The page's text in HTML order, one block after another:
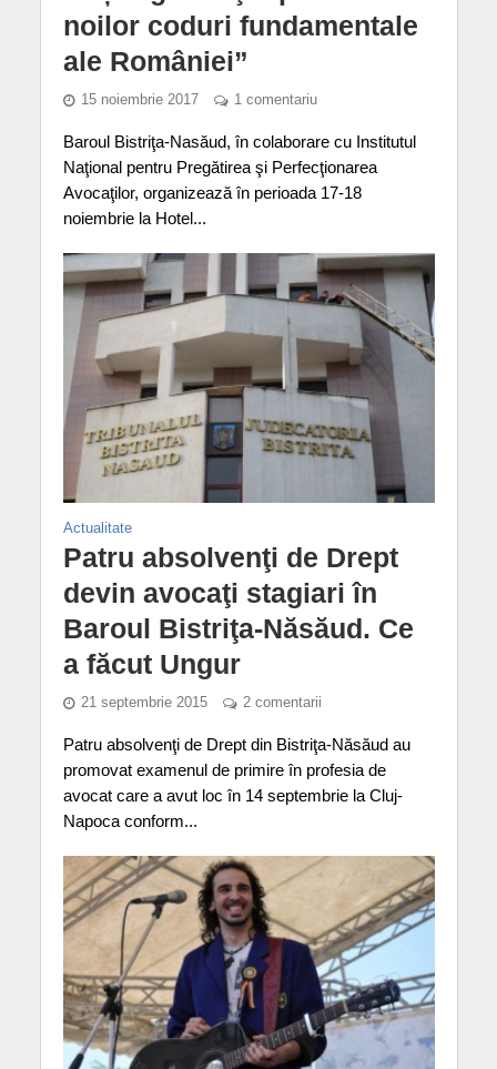
noilor coduri fundamentale
ale României”
15 noiembrie 2017 1 comentariu
Baroul Bistriţa-Nasăud, în colaborare cu Institutul
Naţional pentru Pregătirea şi Perfecţionarea
Avocaţilor, organizează în perioada 17-18
noiembrie la Hotel...
Actualitate
Patru absolvenţi de Drept
devin avocaţi stagiari în
Baroul Bistriţa-Năsăud. Ce
a făcut Ungur
21 septembrie 2015 2 comentarii
Patru absolvenţi de Drept din Bistriţa-Năsăud au
promovat examenul de primire în profesia de
avocat care a avut loc în 14 septembrie la Cluj-
Napoca conform...